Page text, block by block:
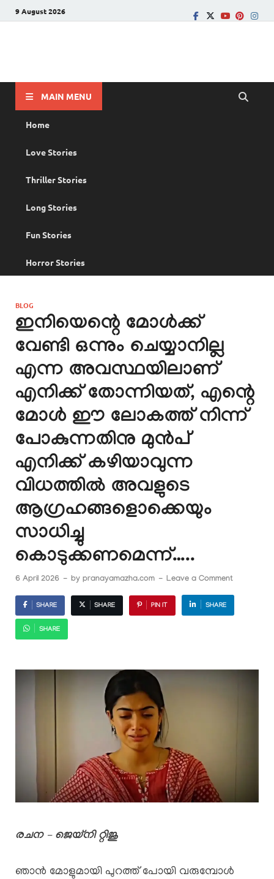
9 August 2026
MAIN MENU
Home
Love Stories
Thriller Stories
Long Stories
Fun Stories
Horror Stories
BLOG
ഇനിയെന്റെ മോൾക്ക്
വേണ്ടി ഒന്നും ചെയ്യാനില്ല
എന്ന അവസ്ഥയിലാണ്
എനിക്ക് തോന്നിയത്, എന്റെ
മോൾ ഈ ലോകത്ത് നിന്ന്
പോകുന്നതിനു മുൻപ്
എനിക്ക് കഴിയാവുന്ന
വിധത്തിൽ അവളുടെ
ആഗ്രഹങ്ങളൊക്കെയും
സാധിച്ചു
കൊടുക്കണമെന്ന്…..
6 April 2026 - by pranayamazha.com - Leave a Comment
SHARE SHARE PIN IT SHARE
SHARE
രചന – ജെയ്‌നി റ്റിജു
ഞാൻ മോളുമായി പുറത്ത് പോയി വരുമ്പോൾ